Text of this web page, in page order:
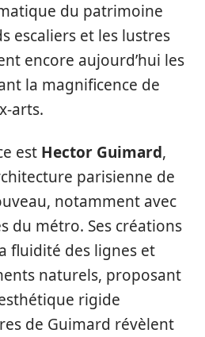
du patrimoine
escaliers et les lustres
encore aujourd’hui les
la magnificence de
arts.
est Hector Guimard,
parisienne de
notamment avec
du métro. Ses créations
fluidité des lignes et
naturels, proposant
rigide
de Guimard révèlent